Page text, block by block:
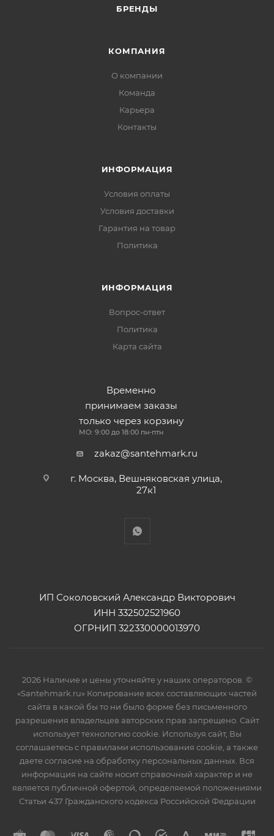
БРЕНДЫ
КОМПАНИЯ
О компании
Команда
Карьера
Контакты
ИНФОРМАЦИЯ
Условия оплаты
Условия доставки
Гарантия на товар
Политика
ИНФОРМАЦИЯ
Вопрос-ответ
Политика
Карта сайта
Временно
принимаем заказы
только через корзину
МО: 9:00 до 18:00 пн-птн
zakaz@santehmark.ru
г. Москва, Вешняковская улица,
27к1
ИП Соколовский Александр Викторович
ИНН 332502521960
ОГРНИП 322330000013970
2026 Наличие и цены уточняйте у наших операторов. ©
«Santehmark.ru» Копирование всех составляющих частей
сайта в какой бы то ни было форме без письменного
разрешения владельцев авторских прав запрещено. Сайт
использует технологию cookie. Используя сайт, Вы
соглашаетесь с правилами использования cookie, а также
даете согласие на обработку персональных данных. Вся
информация на сайте носит справочный характер и не
является публичной офертой, определяемой положениями
Статьи 437 Гражданского кодекса Российской Федрации